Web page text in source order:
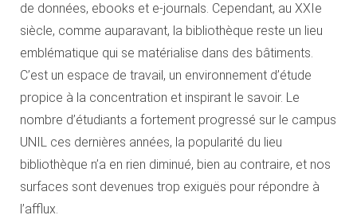
de données, ebooks et e-journals. Cependant, au XXIe
siècle, comme auparavant, la bibliothèque reste un lieu
emblématique qui se matérialise dans des bâtiments.
C’est un espace de travail, un environnement d’étude
propice à la concentration et inspirant le savoir. Le
nombre d’étudiants a fortement progressé sur le campus
UNIL ces dernières années, la popularité du lieu
bibliothèque n’a en rien diminué, bien au contraire, et nos
surfaces sont devenues trop exiguës pour répondre à
l’afflux.